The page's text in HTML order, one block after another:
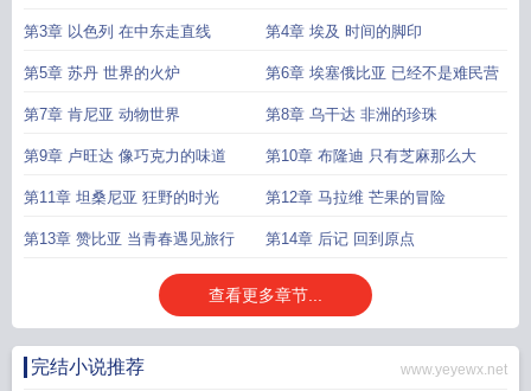
第3章 以色列 在中东走直线 第4章 埃及 时间的脚印
第5章 苏丹 世界的火炉 第6章 埃塞俄比亚 已经不是难民营
第7章 肯尼亚 动物世界 第8章 乌干达 非洲的珍珠
第9章 卢旺达 像巧克力的味道 第10章 布隆迪 只有芝麻那么大
第11章 坦桑尼亚 狂野的时光 第12章 马拉维 芒果的冒险
第13章 赞比亚 当青春遇见旅行 第14章 后记 回到原点
查看更多章节...
完结小说推荐 www.yeyewx.net